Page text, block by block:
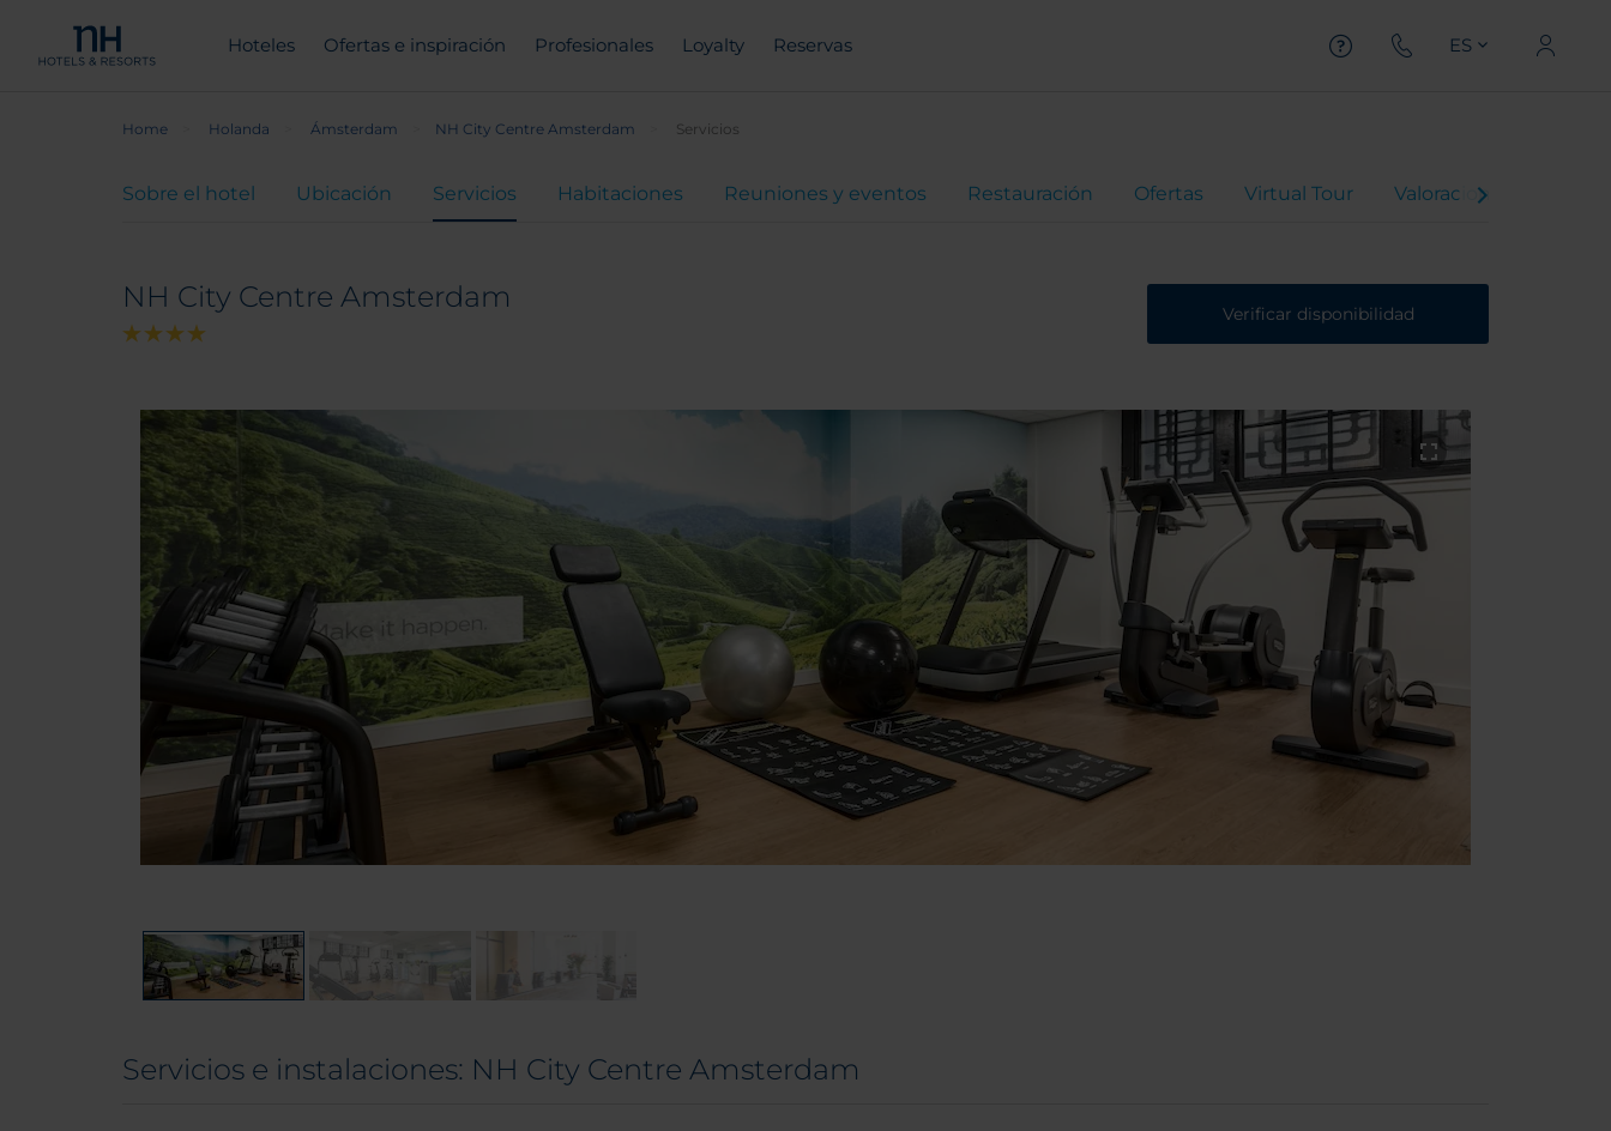
Hoteles Ofertas e inspiración Profesionales Loyalty Reservas ES
Home Holanda Ámsterdam NH City Centre Amsterdam Servicios
Sobre el hotel Ubicación Servicios Habitaciones Reuniones y eventos Restauración Ofertas Virtual Tour Valoraciones
NH City Centre Amsterdam Verificar disponibilidad
Servicios e instalaciones: NH City Centre Amsterdam